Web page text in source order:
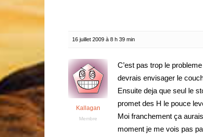
16 juillet 2009 à 8 h 39 min
Kallagan
Membre
C’est pas trop le
devrais envisager le
Ensuite deja que seul le
promet des H le pouce
Moi franchement ça
moment je me vois pas